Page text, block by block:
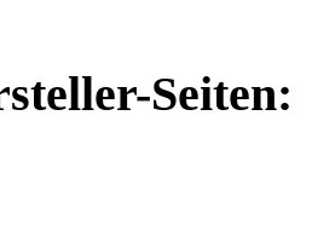
Seiten: